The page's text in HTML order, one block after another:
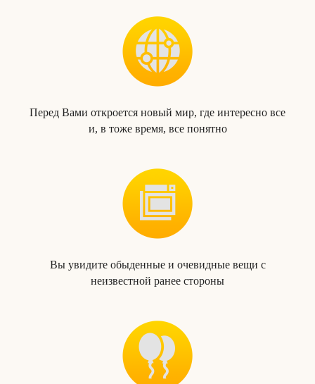
Перед Вами откроется новый мир, где интересно все
и, в тоже время, все понятно
Вы увидите обыденные и очевидные вещи с
неизвестной ранее стороны